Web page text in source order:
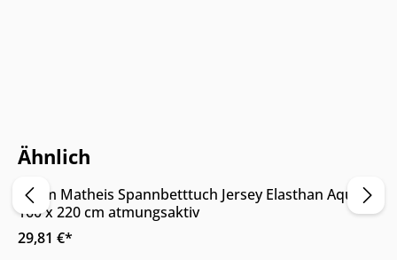
Ähnlich
Nur Online erhältlich
Adam Matheis Spannbetttuch Jersey Elasthan Aqua
160 x 220 cm atmungsaktiv
29,81 €*